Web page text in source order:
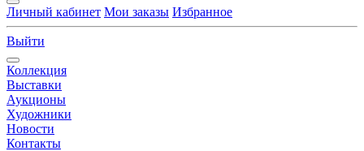
Личный кабинет Мои заказы Избранное
Выйти
Коллекция
Выставки
Аукционы
Художники
Новости
Контакты